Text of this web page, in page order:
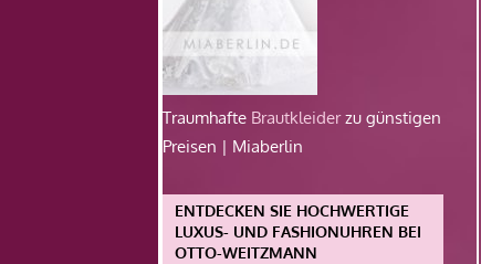
Traumhafte Brautkleiderzu günstigen
Preisen | Miaberlin
ENTDECKEN SIE HOCHWERTIGE
LUXUS- UND FASHIONUHREN BEI
OTTO-WEITZMANN